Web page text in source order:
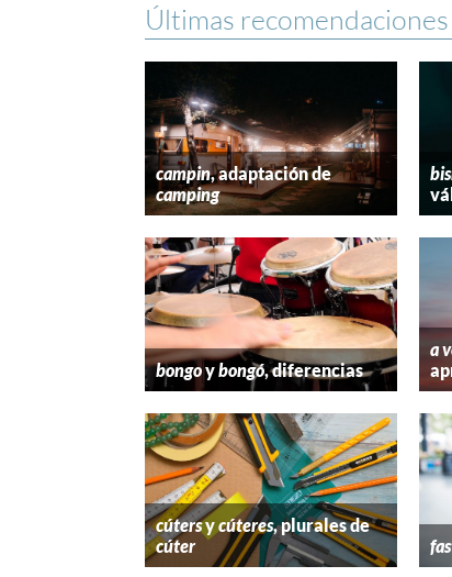
Últimas recomendaciones
campin, adaptación de
camping
bongoybongó, diferencias
a
cútersycúteres, plurales de
cúter